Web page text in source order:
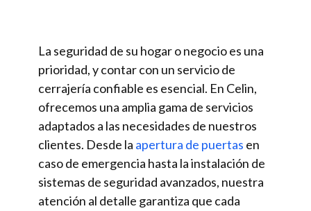
La seguridad de su hogar o negocio es una
prioridad, y contar con un servicio de
cerrajería confiable es esencial. En Celin,
ofrecemos una amplia gama de servicios
adaptados a las necesidades de nuestros
clientes. Desde la apertura de puertas en
caso de emergencia hasta la instalación de
sistemas de seguridad avanzados, nuestra
atención al detalle garantiza que cada